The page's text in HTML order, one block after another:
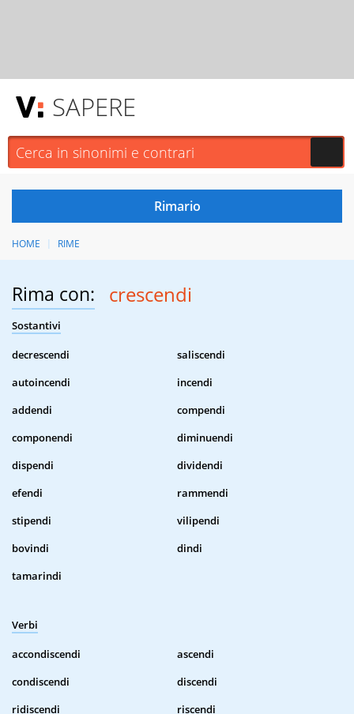
SAPERE
HOME RIME
Rima con: crescendi
Sostantivi
decrescendi
saliscendi
autoincendi
incendi
addendi
compendi
componendi
diminuendi
dispendi
dividendi
efendi
rammendi
stipendi
vilipendi
bovindi
dindi
tamarindi
Verbi
accondiscendi
ascendi
condiscendi
discendi
ridiscendi
riscendi